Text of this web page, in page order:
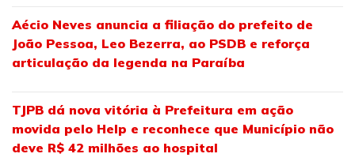
Aécio Neves anuncia a filiação do prefeito de
João Pessoa, Leo Bezerra, ao PSDB e reforça
articulação da legenda na Paraíba
TJPB dá nova vitória à Prefeitura em ação
movida pelo Help e reconhece que Município não
deve R$ 42 milhões ao hospital